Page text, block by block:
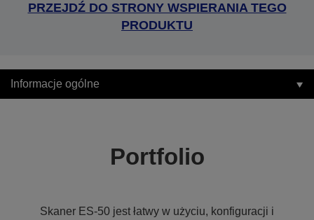
PRZEJDŹ DO STRONY WSPIERANIA TEGO
PRODUKTU
Informacje ogólne
Portfolio
Skaner ES-50 jest łatwy w użyciu, konfiguracji i